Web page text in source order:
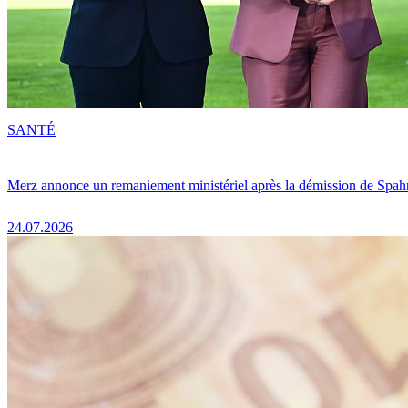
Merz annonce un remaniement ministériel après la démission de
24.07.2026
SANTÉ